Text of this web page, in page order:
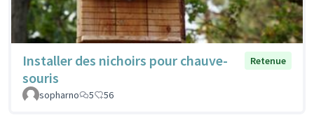
Installer des nichoirs pour chauve-
souris
Retenue
sopharno 5 56